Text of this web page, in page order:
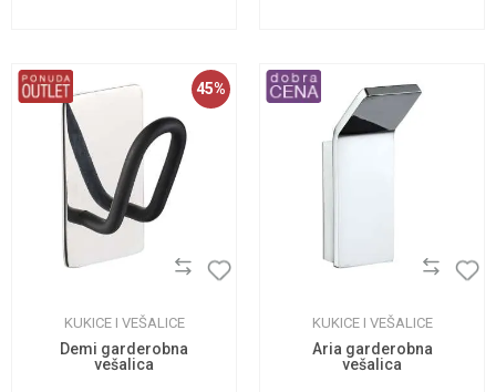
45%
KUKICE I VEŠALICE
Demi garderobna
vešalica
KUKICE I VEŠALICE
Aria garderobna
vešalica